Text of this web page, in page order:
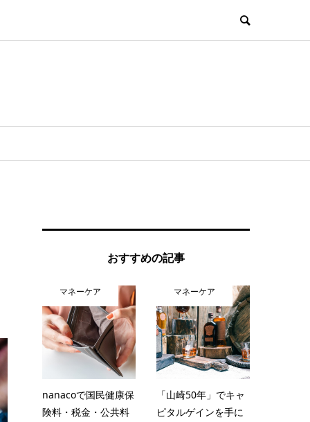
おすすめの記事
マネーケア
nanacoで国民健康保
険料・税金・公共料
マネーケア
「山崎50年」でキャ
ピタルゲインを手に